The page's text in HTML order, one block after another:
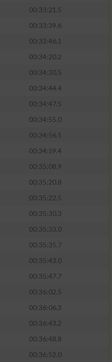
00:33:21.5
00:33:39.6
00:33:46.1
00:34:20.2
00:34:30.5
00:34:44.4
00:34:47.5
00:34:55.0
00:34:56.5
00:34:59.4
00:35:08.9
00:35:20.8
00:35:22.5
00:35:30.3
00:35:33.0
00:35:35.7
00:35:43.0
00:35:47.7
00:36:02.5
00:36:06.3
00:36:43.2
00:36:48.8
00:36:52.0